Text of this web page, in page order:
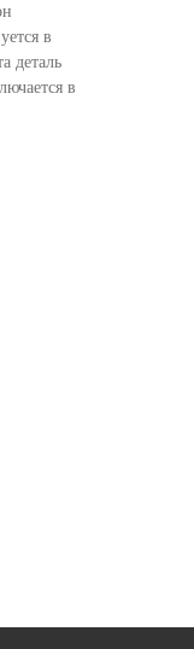
в
деталь
в